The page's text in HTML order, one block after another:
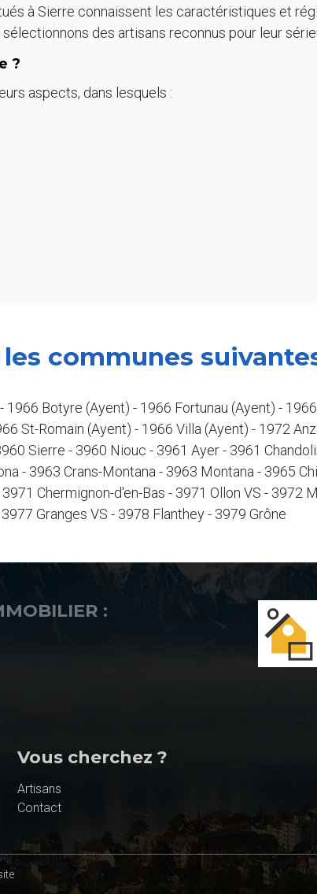
à Sierre connaissent les caractéristiques et
des artisans reconnus pour leur
?
aspects, dans lesquels :
communes
Botyre (Ayent) - 1966 Fortunau (Ayent) -
St-Romain (Ayent) - 1966 Villa (Ayent) - 1972
Sierre - 3960 Niouc - 3961 Ayer - 3961
- 3963 Crans-Montana - 3963 Montana - 3965
Chermignon-d'en-Bas - 3971 Ollon VS - 3972
Granges VS - 3978 Flanthey - 3979 Grône
:
Vous cherchez ?
Artisans
Contact